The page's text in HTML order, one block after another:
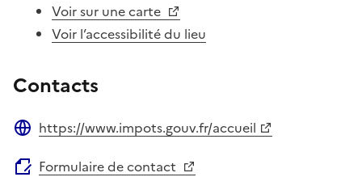
Voir sur une carte
Voir l’accessibilité du lieu
Contacts
https://www.impots.gouv.fr/accueil
Formulaire de contact